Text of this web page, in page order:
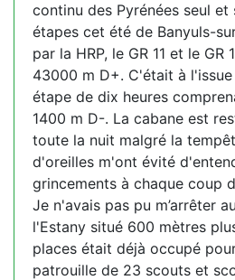
continu des Pyrénées seul
étapes cet été de Banyuls-
par la HRP, le GR 11 et le GR
43000 m D+. C'était à
étape de dix heures
1400 m D-. La cabane est
toute la nuit malgré la
d'oreilles m'ont évité
grincements à chaque coup
Je n'avais pas pu m’arrêter
l'Estany situé 600 mètres
places était déjà occupé
patrouille de 23 scouts et